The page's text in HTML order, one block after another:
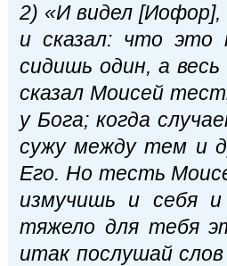
2) «И видел
и сказал: что
сидишь один, а
сказал Моисей
у Бога; когда
сужу между тем и
Его. Но тесть
измучишь и себя
тяжело для тебя
итак послушай